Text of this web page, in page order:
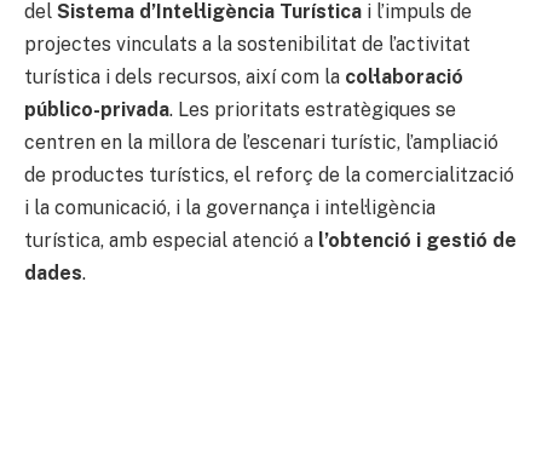
del Sistema d’Intel·ligència Turística i l’impuls de
projectes vinculats a la sostenibilitat de l’activitat
turística i dels recursos, així com la col·laboració
público-privada. Les prioritats estratègiques se
centren en la millora de l’escenari turístic, l’ampliació
de productes turístics, el reforç de la comercialització
i la comunicació, i la governança i intel·ligència
turística, amb especial atenció a l’obtenció i gestió de
dades.